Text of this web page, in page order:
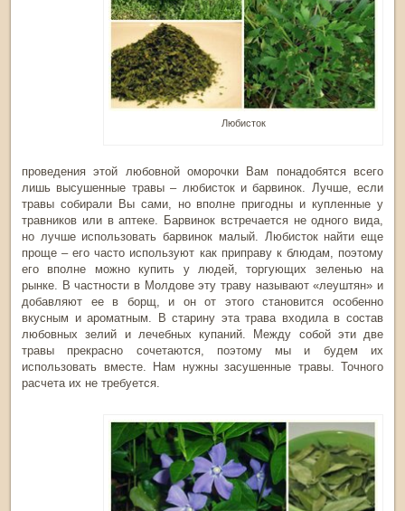
Любисток
проведения этой любовной оморочки Вам понадобятся всего
лишь высушенные травы – любисток и барвинок. Лучше, если
травы собирали Вы сами, но вполне пригодны и купленные у
травников или в аптеке. Барвинок встречается не одного вида,
но лучше использовать барвинок малый. Любисток найти еще
проще – его часто используют как приправу к блюдам, поэтому
его вполне можно купить у людей, торгующих зеленью на
рынке. В частности в Молдове эту траву называют «леуштян» и
добавляют ее в борщ, и он от этого становится особенно
вкусным и ароматным. В старину эта трава входила в состав
любовных зелий и лечебных купаний. Между собой эти две
травы прекрасно сочетаются, поэтому мы и будем их
использовать вместе. Нам нужны засушенные травы. Точного
расчета их не требуется.